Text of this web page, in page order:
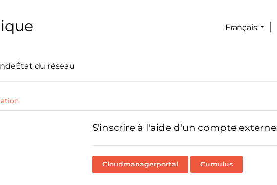
Français
État du réseau
S'inscrire à l'aide d'un compte externe
Cloudmanagerportal Cumulus